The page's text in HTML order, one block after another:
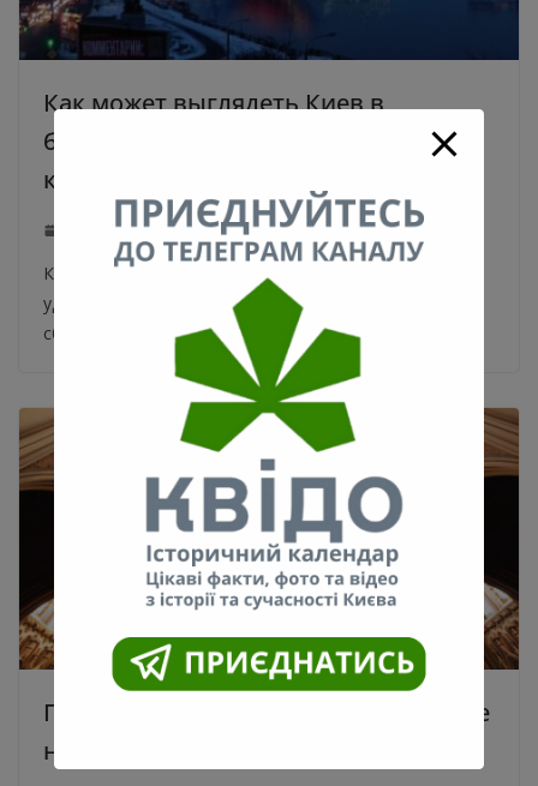
Как может выглядеть Киев в
будущем. Оригинальные проекты
киевских архитекторов
05.01.2020
Киев так быстро застраивается, что, казалось бы,
удивить киевлян довольно сложно. На самом деле,
сбылись еще не все фантазии архитекторов.
Показа мод в здании костела в Киеве
не будет — министр